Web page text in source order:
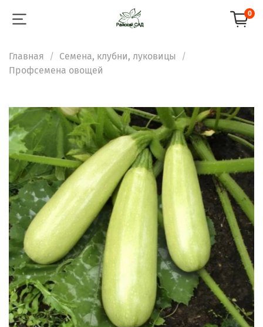
0
Главная
Семена, клубни, луковицы
Профсемена овощей